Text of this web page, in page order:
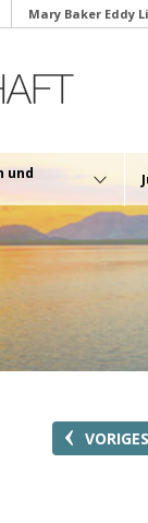
Mary Baker Eddy
und